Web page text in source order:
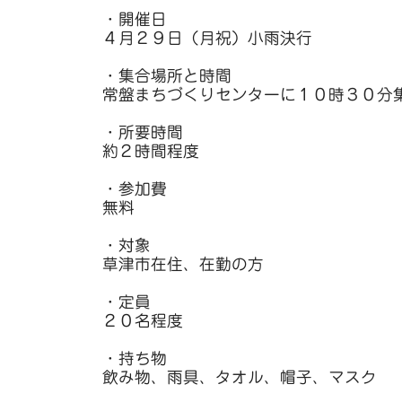
・開催日
４月２９日（月祝）小雨決行
・集合場所と時間
常盤まちづくりセンターに１０時３０分
・所要時間
約２時間程度
・参加費
無料
・対象
草津市在住、在勤の方
・定員
２０名程度
・持ち物
飲み物、雨具、タオル、帽子、マスク